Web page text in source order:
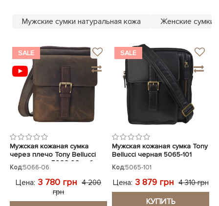
Показать все
Мужские сумки натуральная кожа Женские сумки
SALE
Мужская кожаная сумка
через плечо Tony Bellucci
коричневая 5066-06 нубук
Код:5066-06
Цена: 3 780 грн 4 200
грн
SALE
Мужская кожаная сумка Tony
Bellucci черная 5065-101
Код:5065-101
Цена: 3 879 грн 4 310 грн
КУПИТЬ